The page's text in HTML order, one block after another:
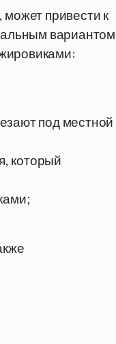
привести к
вариантом
под местной
который